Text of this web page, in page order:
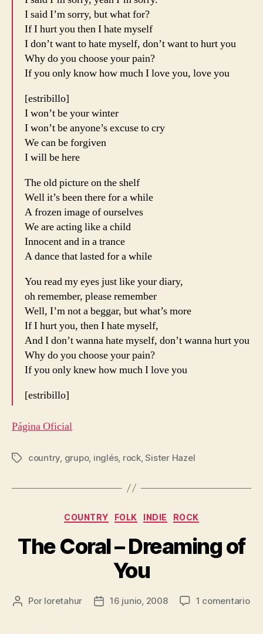
I said I’m sorry, but what for?
If I hurt you then I hate myself
I don’t want to hate myself, don’t want to hurt you
Why do you choose your pain?
If you only know how much I love you, love you
[estribillo]
I won’t be your winter
I won’t be anyone’s excuse to cry
We can be forgiven
I will be here
The old picture on the shelf
Well it’s been there for a while
A frozen image of ourselves
We are acting like a child
Innocent and in a trance
A dance that lasted for a while
You read my eyes just like your diary,
oh remember, please remember
Well, I’m not a beggar, but what’s more
If I hurt you, then I hate myself,
And I don’t wanna hate myself, don’t wanna hurt you
Why do you choose your pain?
If you only knew how much I love you
[estribillo]
Página Oficial
Etiquetas
country grupo, inglés, rock,Sister Hazel
Categorías
COUNTRY FOLK INDIE ROCK
The Coral – Dreaming of
You
Autor
Por loretahur
Fecha16 junio, 2008 1 comentarioen